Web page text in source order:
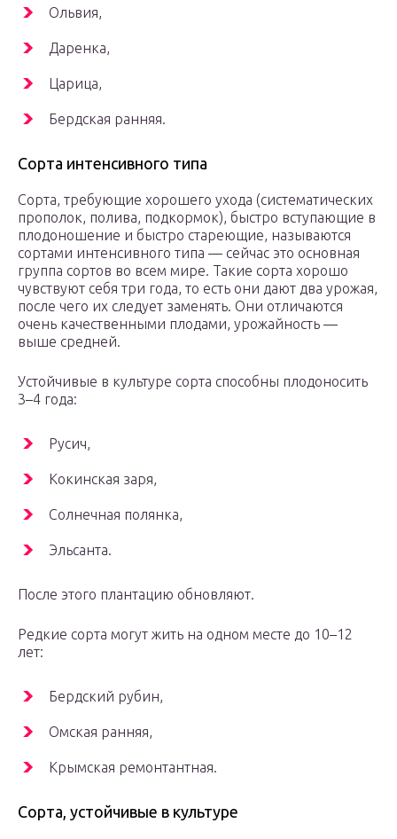
Ольвия,
Даренка,
Царица,
Бердская ранняя.
Сорта интенсивного типа
Сорта, требующие хорошего ухода (систематических
про­полок, полива, подкормок), быстро вступающие в
плодо­ношение и быстро старею­щие, называются
сортами интенсивного типа — сейчас это основная
группа сортов во всем мире. Такие сорта хоро­шо
чувствуют себя три года, то есть они дают два урожая,
по­сле чего их следует заменять. Они отличаются
очень каче­ственными плодами, урожай­ность —
выше средней.
Устойчивые в культуре сорта способны плодоносить
3–4 года:
Русич,
Кокинская заря,
Солнечная полянка,
Эльсанта.
После этого плантацию обновляют.
Редкие сорта могут жить на одном месте до 10–12
лет:
Бердский рубин,
Омская ранняя,
Крымская ремонтантная.
Сорта, устойчивые в культуре